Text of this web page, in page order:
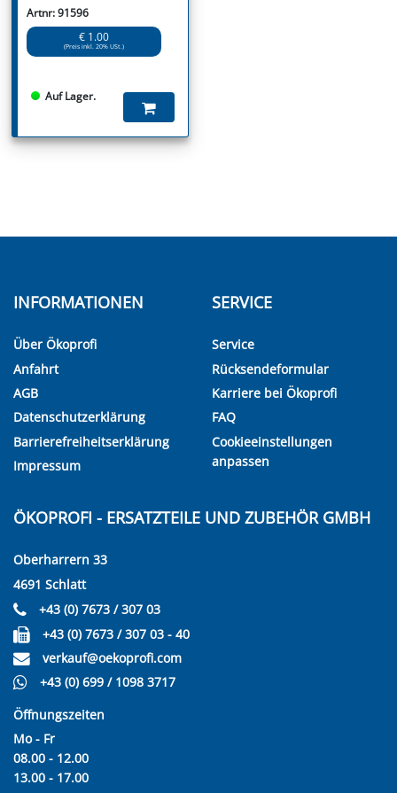
Artnr: 91596
€ 1.00
(Preis inkl. 20% USt.)
Auf Lager.
INFORMATIONEN
Über Ökoprofi
Anfahrt
AGB
Datenschutzerklärung
Barrierefreiheitserklärung
Impressum
SERVICE
Service
Rücksendeformular
Karriere bei Ökoprofi
FAQ
Cookieeinstellungen
anpassen
ÖKOPROFI - ERSATZTEILE UND ZUBEHÖR GMBH
Oberharrern 33
4691 Schlatt
+43 (0) 7673 / 307 03
+43 (0) 7673 / 307 03 - 40
verkauf@oekoprofi.com
+43 (0) 699 / 1098 3717
Öffnungszeiten
Mo - Fr
08.00 - 12.00
13.00 - 17.00